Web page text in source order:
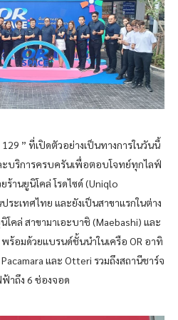
” ที่เปิดตัวอย่างเป็นทางการในวันนี้
ะบริการครบครันเพื่อตอบโจทย์ทุกไลฟ์
ร้านยูนิโคล่ โรดไซด์ (Uniqlo
ระเทศไทย และยังเป็นสาขาแรกในต่าง
คล่ สาขามาเอะบาชิ (Maebashi) และ
อมด้วยแบรนด์ชั้นนำในเครือ OR อาทิ
และ Otteri รวมถึงสถานีชาร์จ
าถึง 6 ช่องจอด